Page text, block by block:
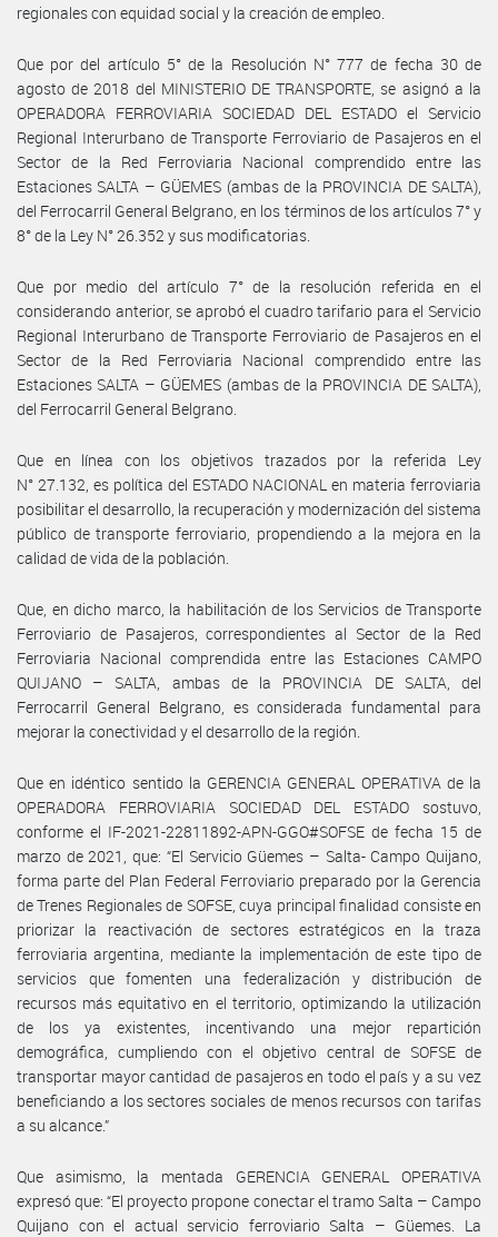
regionales con equidad social y la creación de empleo.
Que por del artículo 5° de la Resolución N° 777 de fecha 30 de
agosto de 2018 del MINISTERIO DE TRANSPORTE, se asignó a la
OPERADORA FERROVIARIA SOCIEDAD DEL ESTADO el Servicio
Regional Interurbano de Transporte Ferroviario de Pasajeros en el
Sector de la Red Ferroviaria Nacional comprendido entre las
Estaciones SALTA – GÜEMES (ambas de la PROVINCIA DE SALTA),
del Ferrocarril General Belgrano, en los términos de los artículos 7° y
8° de la Ley N° 26.352 y sus modificatorias.
Que por medio del artículo 7° de la resolución referida en el
considerando anterior, se aprobó el cuadro tarifario para el Servicio
Regional Interurbano de Transporte Ferroviario de Pasajeros en el
Sector de la Red Ferroviaria Nacional comprendido entre las
Estaciones SALTA – GÜEMES (ambas de la PROVINCIA DE SALTA),
del Ferrocarril General Belgrano.
Que en línea con los objetivos trazados por la referida Ley
N° 27.132, es política del ESTADO NACIONAL en materia ferroviaria
posibilitar el desarrollo, la recuperación y modernización del sistema
público de transporte ferroviario, propendiendo a la mejora en la
calidad de vida de la población.
Que, en dicho marco, la habilitación de los Servicios de Transporte
Ferroviario de Pasajeros, correspondientes al Sector de la Red
Ferroviaria Nacional comprendida entre las Estaciones CAMPO
QUIJANO – SALTA, ambas de la PROVINCIA DE SALTA, del
Ferrocarril General Belgrano, es considerada fundamental para
mejorar la conectividad y el desarrollo de la región.
Que en idéntico sentido la GERENCIA GENERAL OPERATIVA de la
OPERADORA FERROVIARIA SOCIEDAD DEL ESTADO sostuvo,
conforme el IF-2021-22811892-APN-GGO#SOFSE de fecha 15 de
marzo de 2021, que: “El Servicio Güemes – Salta- Campo Quijano,
forma parte del Plan Federal Ferroviario preparado por la Gerencia
de Trenes Regionales de SOFSE, cuya principal finalidad consiste en
priorizar la reactivación de sectores estratégicos en la traza
ferroviaria argentina, mediante la implementación de este tipo de
servicios que fomenten una federalización y distribución de
recursos más equitativo en el territorio, optimizando la utilización
de los ya existentes, incentivando una mejor repartición
demográfica, cumpliendo con el objetivo central de SOFSE de
transportar mayor cantidad de pasajeros en todo el país y a su vez
beneficiando a los sectores sociales de menos recursos con tarifas
a su alcance.”
Que asimismo, la mentada GERENCIA GENERAL OPERATIVA
expresó que: “El proyecto propone conectar el tramo Salta – Campo
Quijano con el actual servicio ferroviario Salta – Güemes. La